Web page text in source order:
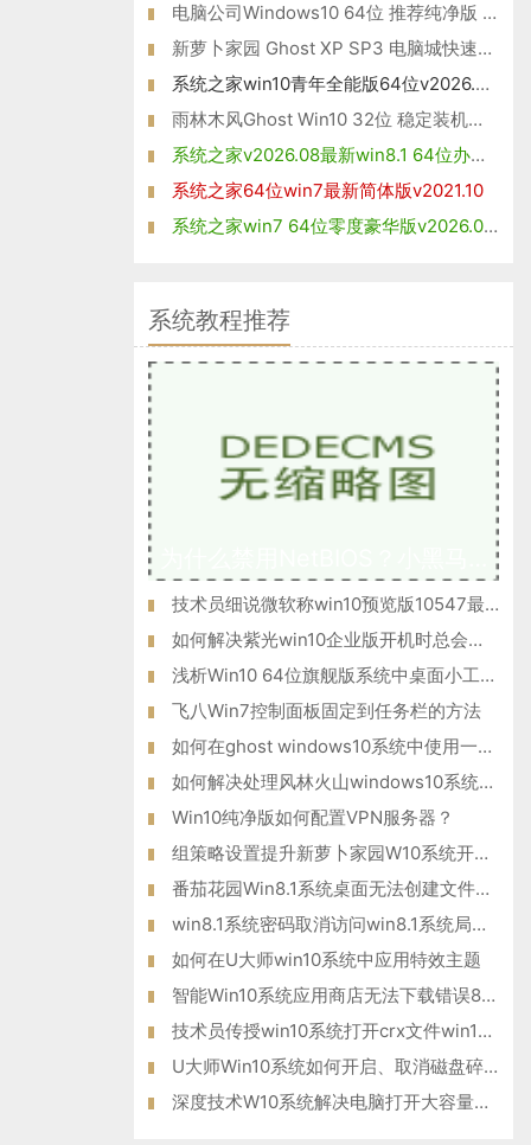
电脑公司Windows10 64位 推荐纯净版 2021
新萝卜家园 Ghost XP SP3 电脑城快速装机版2014年11月版
系统之家win10青年全能版64位v2026.08免激活
雨林木风Ghost Win10 32位 稳定装机版 2021
系统之家v2026.08最新win8.1 64位办公娱乐版
系统之家64位win7最新简体版v2021.10
系统之家win7 64位零度豪华版v2026.08免激活
系统教程推荐
技术员细说微软称win10预览版10547最快将于9月19日推送的方法?
如何解决紫光win10企业版开机时总会自动登录腾讯QQ的问题？
浅析Win10 64位旗舰版系统中桌面小工具的功能应用
飞八Win7控制面板固定到任务栏的方法
如何在ghost windows10系统中使用一键共享功能？
如何解决处理风林火山windows10系统电脑提示“驱动器中没有软盘
Win10纯净版如何配置VPN服务器？
组策略设置提升新萝卜家园W10系统开机速度的方法
番茄花园Win8.1系统桌面无法创建文件夹的解决措施
win8.1系统密码取消访问win8.1系统局域网共享密码
如何在U大师win10系统中应用特效主题
智能Win10系统应用商店无法下载错误80070057如何解决？
技术员传授win10系统打开crx文件win10系统打开crx文件的方法?
U大师Win10系统如何开启、取消磁盘碎片整理计划任务
深度技术W10系统解决电脑打开大容量的word文件就会很慢问题